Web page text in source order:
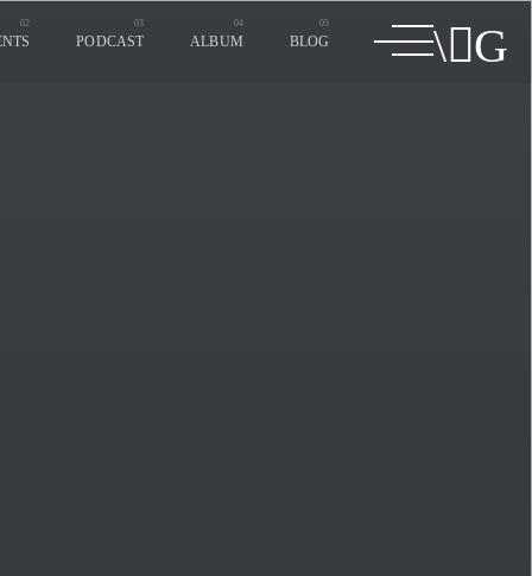
PODCAST ALBUM BLOG